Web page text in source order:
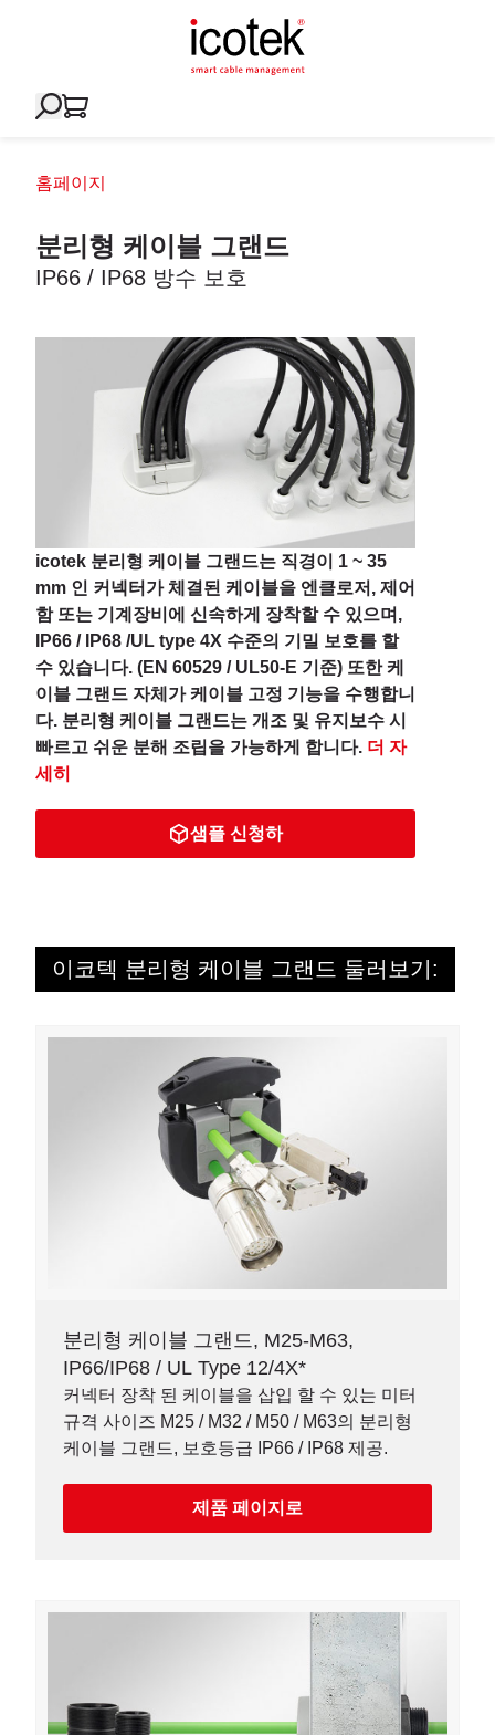
홈페이지
분리형 케이블 그랜드
IP66 / IP68 방수 보호
icotek 분리형 케이블 그랜드는 직경이 1 ~ 35
mm 인 커넥터가 체결된 케이블을 엔클로저, 제어
함 또는 기계장비에 신속하게 장착할 수 있으며,
IP66 / IP68 /UL type 4X 수준의 기밀 보호를 할
수 있습니다. (EN 60529 / UL50-E 기준) 또한 케
이블 그랜드 자체가 케이블 고정 기능을 수행합니
다. 분리형 케이블 그랜드는 개조 및 유지보수 시
빠르고 쉬운 분해 조립을 가능하게 합니다. 더 자
세히
샘플 신청하
이코텍 분리형 케이블 그랜드 둘러보기:
분리형 케이블 그랜드, M25-M63,
IP66/IP68 / UL Type 12/4X*
커넥터 장착 된 케이블을 삽입 할 수 있는 미터
규격 사이즈 M25 / M32 / M50 / M63의 분리형
케이블 그랜드, 보호등급 IP66 / IP68 제공.
제품 페이지로